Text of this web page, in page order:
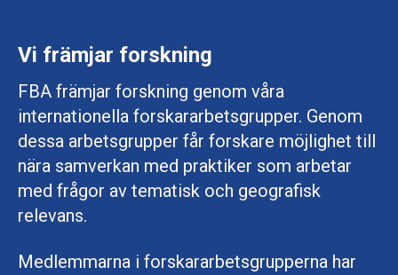
Vi främjar forskning
FBA främjar forskning genom våra
internationella forskararbetsgrupper. Genom
dessa arbetsgrupper får forskare möjlighet till
nära samverkan med praktiker som arbetar
med frågor av tematisk och geografisk
relevans.
Medlemmarna i forskararbetsgrupperna har